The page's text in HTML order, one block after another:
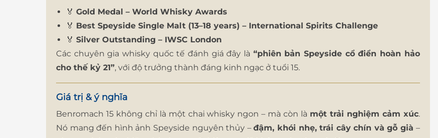
🏅 Gold Medal – World Whisky Awards
🏅 Best Speyside Single Malt (13–18 years) – International Spirits Challenge
🏅 Silver Outstanding – IWSC London
Các chuyên gia whisky quốc tế đánh giá đây là “phiên bản Speyside cổ điển hoàn hảo
cho thế kỷ 21”, với độ trưởng thành đáng kinh ngạc ở tuổi 15.
Giá trị & ý nghĩa
Benromach 15 không chỉ là một chai whisky ngon – mà còn là một trải nghiệm cảm xúc.
Nó mang đến hình ảnh Speyside nguyên thủy –đậm, khói nhẹ, trái cây chín và gỗ già –